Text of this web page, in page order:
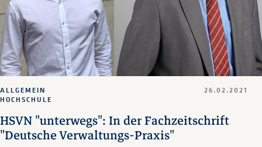
HSVN "unterwegs": In der Fachzeitschrift
"Deutsche Verwaltungs-Praxis"
ALLGEMEIN
HOCHSCHULE
26.02.2021